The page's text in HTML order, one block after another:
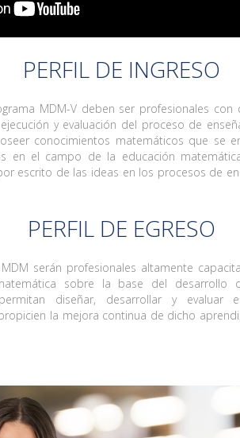
PERFIL DE INGRESO
MDM-V deben ser profesionales con
y evaluación del proceso de
conocimientos matemáticos que se
en el campo de la educación
escrito de las ideas en los procesos de
PERFIL DE EGRESO
serán profesionales altamente
sobre la base del desarrollo
diseñar, desarrollar y evaluar
la mejora continua de dicho